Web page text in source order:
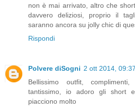
non è mai arrivato, altro che
davvero deliziosi, proprio il
saranno ancora su jolly chic di
Rispondi
Polvere diSogni 2 ott 2014,
Bellissimo outfit,
tantissimo, io adoro gli short
piacciono molto